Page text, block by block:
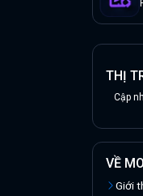
THỊ
Cập
VỀ
Giới